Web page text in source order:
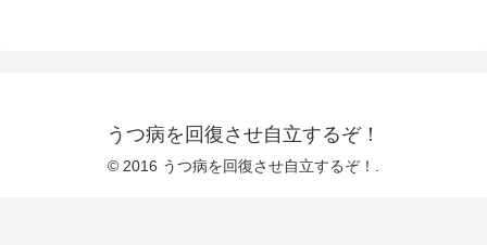
うつ病を回復させ自立するぞ！
© 2016 うつ病を回復させ自立するぞ！.